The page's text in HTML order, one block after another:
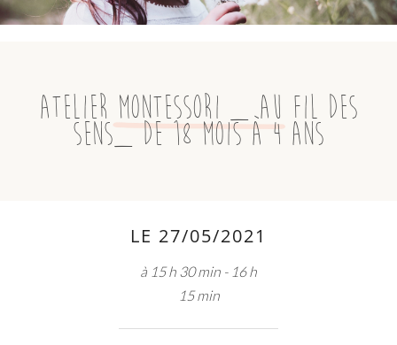
Atelier Montessori _ Au Fil des
Sens_ de 18 mois à 4 ans
LE 27/05/2021
à 15 h 30 min - 16 h
15 min